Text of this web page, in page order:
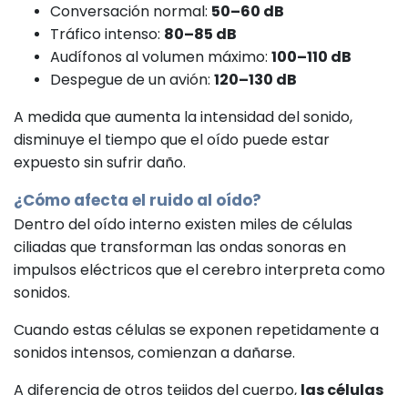
Conversación normal: 50–60 dB
Tráfico intenso: 80–85 dB
Audífonos al volumen máximo: 100–110 dB
Despegue de un avión: 120–130 dB
A medida que aumenta la intensidad del sonido,
disminuye el tiempo que el oído puede estar
expuesto sin sufrir daño.
¿Cómo afecta el ruido al oído?
Dentro del oído interno existen miles de células
ciliadas que transforman las ondas sonoras en
impulsos eléctricos que el cerebro interpreta como
sonidos.
Cuando estas células se exponen repetidamente a
sonidos intensos, comienzan a dañarse.
A diferencia de otros tejidos del cuerpo, las células